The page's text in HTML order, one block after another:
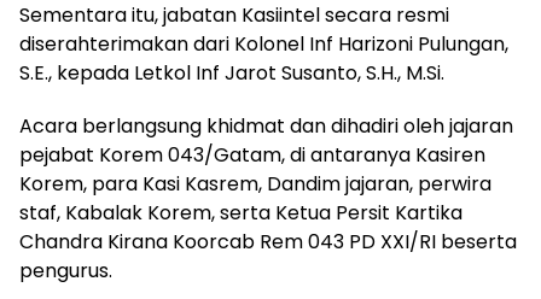
Sementara itu, jabatan Kasiintel secara resmi
diserahterimakan dari Kolonel Inf Harizoni Pulungan,
S.E., kepada Letkol Inf Jarot Susanto, S.H., M.Si.
Acara berlangsung khidmat dan dihadiri oleh jajaran
pejabat Korem 043/Gatam, di antaranya Kasiren
Korem, para Kasi Kasrem, Dandim jajaran, perwira
staf, Kabalak Korem, serta Ketua Persit Kartika
Chandra Kirana Koorcab Rem 043 PD XXI/RI beserta
pengurus.